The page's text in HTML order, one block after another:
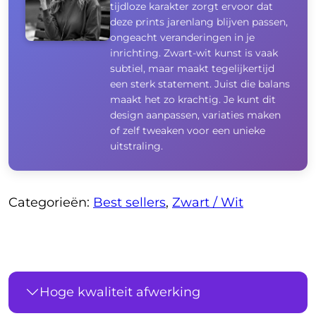
tijdloze karakter zorgt ervoor dat
deze prints jarenlang blijven passen,
ongeacht veranderingen in je
inrichting. Zwart-wit kunst is vaak
subtiel, maar maakt tegelijkertijd
een sterk statement. Juist die balans
maakt het zo krachtig. Je kunt dit
design aanpassen, variaties maken
of zelf tweaken voor een unieke
uitstraling.
Categorieën: Best sellers, Zwart / Wit
Hoge kwaliteit afwerking